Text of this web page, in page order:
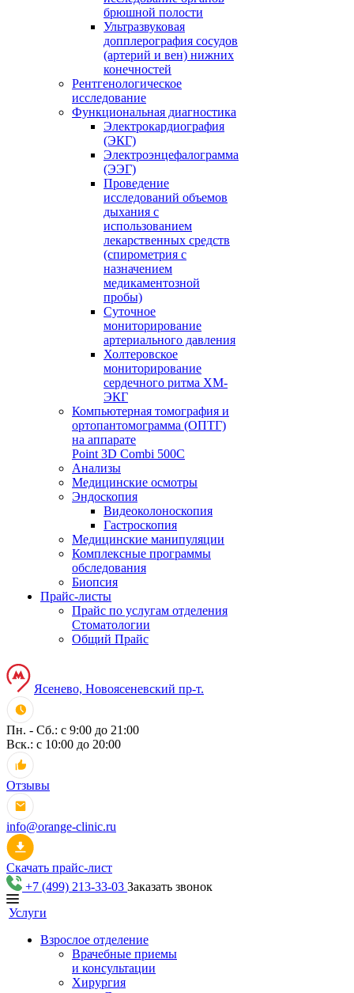
брюшной полости
Ультразвуковая
допплерография сосудов
(артерий и вен) нижних
конечностей
Рентгенологическое
исследование
Функциональная диагностика
Электрокардиография
(ЭКГ)
Электроэнцефалограмма
(ЭЭГ)
Проведение
исследований объемов
дыхания с
использованием
лекарственных средств
(спирометрия с
назначением
медикаментозной
пробы)
Суточное
мониторирование
артериального давления
Холтеровское
мониторирование
сердечного ритма ХМ-
ЭКГ
Компьютерная томография и
ортопантомограмма (ОПТГ)
на аппарате
Point 3D Combi 500C
Анализы
Медицинские осмотры
Эндоскопия
Видеоколоноскопия
Гастроскопия
Медицинские манипуляции
Комплексные программы
обследования
Биопсия
Прайс-листы
Прайс по услугам отделения
Стоматологии
Общий Прайс
Ясенево, Новоясеневский пр-т.
Пн. - Сб.: с 9:00 до 21:00
Вск.: с 10:00 до 20:00
Отзывы
info@orange-clinic.ru
Скачать прайс-лист
+7 (499) 213-33-03 Заказать звонок
Услуги
Взрослое отделение
Врачебные приемы
и консультации
Хирургия